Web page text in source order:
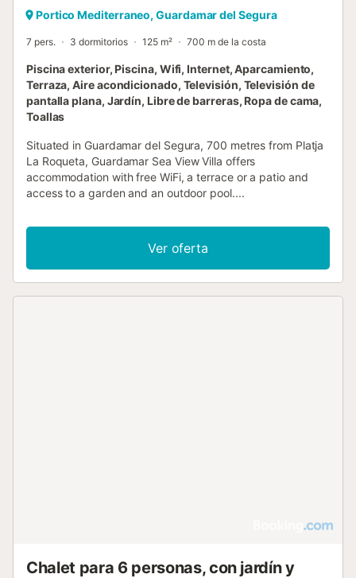
Portico Mediterraneo, Guardamar del Segura
7 pers. 3 dormitorios 125 m² 700 m de la costa
Piscina exterior, Piscina, Wifi, Internet, Aparcamiento,
Terraza, Aire acondicionado, Televisión, Televisión de
pantalla plana, Jardín, Libre de barreras, Ropa de cama,
Toallas
Situated in Guardamar del Segura, 700 metres from Platja
La Roqueta, Guardamar Sea View Villa offers
accommodation with free WiFi, a terrace or a patio and
access to a garden and an outdoor pool....
Ver oferta
Chalet para 6 personas, con jardín y